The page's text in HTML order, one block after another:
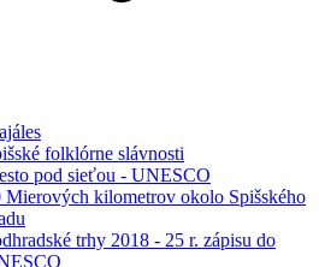
folklórne slávnosti
pod sieťou - UNESCO
Mierových kilometrov okolo Spišského
trhy 2018 - 25 r. zápisu do